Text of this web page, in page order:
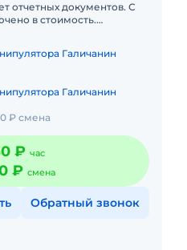
отчетных документов. С
в стоимость.
Галичанин
Галичанин
₽ смена
₽ час
₽ смена
Обратный звонок